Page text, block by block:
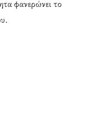
φανερώνει το